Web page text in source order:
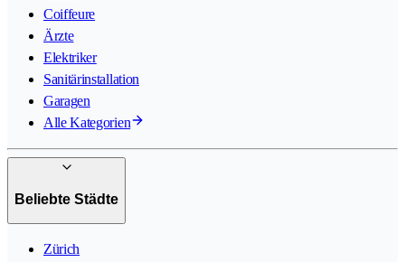
Coiffeure
Ärzte
Elektriker
Sanitärinstallation
Garagen
Alle Kategorien
Beliebte Städte
Zürich